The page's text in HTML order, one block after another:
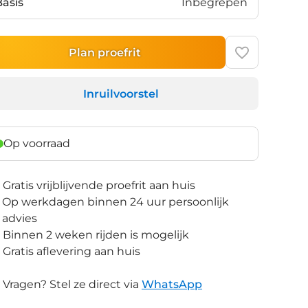
Plan proefrit
Inruilvoorstel
Op voorraad
Gratis vrijblijvende proefrit aan huis
Op werkdagen binnen 24 uur persoonlijk
advies
Binnen 2 weken rijden is mogelijk
Gratis aflevering aan huis
Vragen? Stel ze direct via WhatsApp